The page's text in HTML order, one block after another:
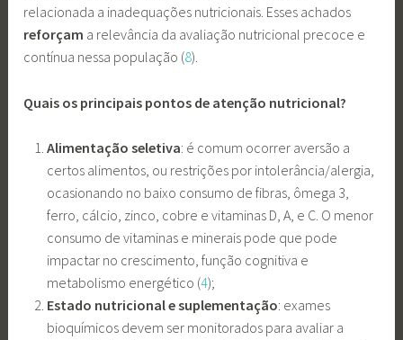
relacionada a inadequações nutricionais. Esses achados
reforçam a relevância da avaliação nutricional precoce e
contínua nessa população (8).
Quais os principais pontos de atenção nutricional?
Alimentação seletiva: é comum ocorrer aversão a
certos alimentos, ou restrições por intolerância/alergia,
ocasionando no baixo consumo de fibras, ômega 3,
ferro, cálcio, zinco, cobre e vitaminas D, A, e C. O menor
consumo de vitaminas e minerais pode que pode
impactar no crescimento, função cognitiva e
metabolismo energético (4);
Estado nutricional e suplementação: exames
bioquímicos devem ser monitorados para avaliar a